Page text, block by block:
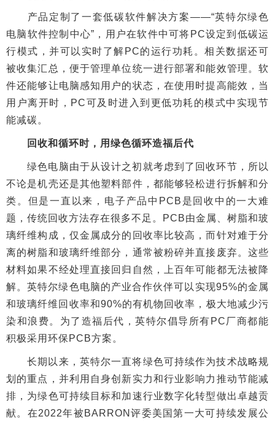
产品定制了一套低碳软件解决方案——“英特尔绿色
电脑软件控制中心”，用户在软件中可将PC设定到低碳运
行模式，并可以实时了解PC的运行功耗。相关数据还可
被收集汇总，便于管理单位统一进行部署和能效管理。软
件还能够让电脑感知用户的状态，在使用时提高能效，当
用户离开时，PC可及时进入到更低功耗的模式中实现节
能减碳。
回收和循环时，用绿色循环造福后代
绿色电脑由于从设计之初就考虑到了回收环节，所以
不论是机壳还是其他塑料部件，都能够轻松进行拆解和分
类。但是一直以来，电子产品中PCB是回收中的一大难
题，传统回收方法存在很多不足。PCB由金属、树脂和玻
璃纤维构成，仅金属成分的回收率比较高，而针对难于分
离的树脂和玻璃纤维部分，通常被粉碎并直接废弃。这些
材料如果不经处理直接回归自然，上百年可能都无法被降
解。英特尔绿色电脑的产业合作伙伴可以实现95%的金属
和玻璃纤维回收率和90%的有机物回收率，极大地减少污
染和浪费。为了造福后代，英特尔倡导所有PC厂商都能
积极采用环保PCB方案。
长期以来，英特尔一直将绿色可持续作为技术战略规
划的重点，并利用自身创新实力和行业影响力推动节能减
排，为绿色可持续目标和加速行业数字化转型做出卓越贡
献。在2022年被BARRON评委美国第一大可持续发展公